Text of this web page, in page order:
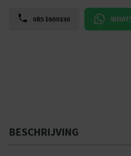
085 1609330
BESCHRIJVING